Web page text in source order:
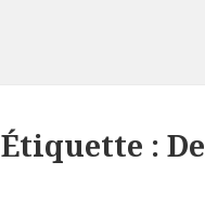
Étiquette :